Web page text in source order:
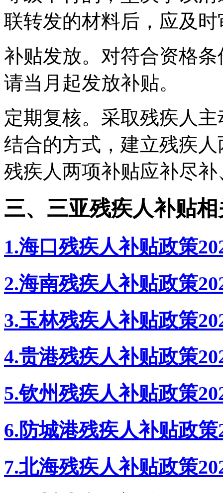
联转发的材料后，应及
补贴发放。对符合资格
请当月起发放补贴。
定期复核。采取残疾人
结合的方式，建立残疾
残疾人两项补贴应补尽
三、三亚残疾人补贴
1.海口残疾人补贴政策
2.海南残疾人补贴政策
3.玉林残疾人补贴政策
4.贵港残疾人补贴政策
5.钦州残疾人补贴政策
6.防城港残疾人补贴政
7.北海残疾人补贴政策